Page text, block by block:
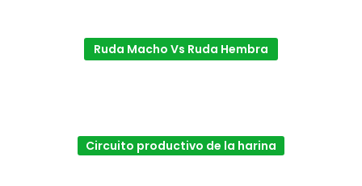
Ruda Macho Vs Ruda Hembra
Circuito productivo de la harina